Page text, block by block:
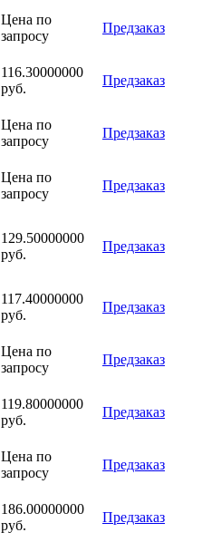
Цена по
запросу
Предзаказ
116.30000000
руб.
Предзаказ
Цена по
запросу
Предзаказ
Цена по
запросу
Предзаказ
129.50000000
руб.
Предзаказ
117.40000000
руб.
Предзаказ
Цена по
запросу
Предзаказ
119.80000000
руб.
Предзаказ
Цена по
запросу
Предзаказ
186.00000000
руб.
Предзаказ